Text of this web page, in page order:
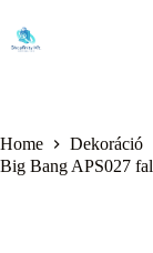
content
Home Dekoráció
Big Bang APS027